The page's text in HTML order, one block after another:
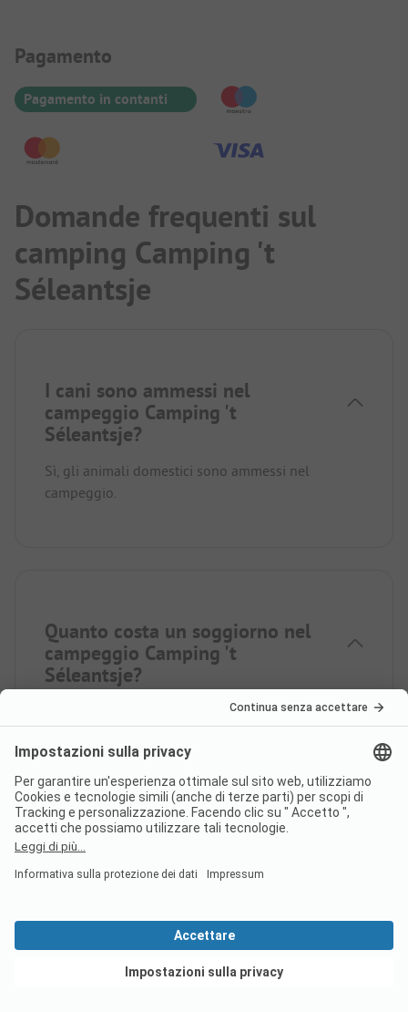
Informazioni sul pagamento
Pagamento
Pagamento in contanti
Domande frequenti sul
camping Camping 't
Séleantsje
I cani sono ammessi nel
campeggio Camping 't
Séleantsje?
Sì, gli animali domestici sono ammessi nel
campeggio.
Quanto costa un soggiorno nel
campeggio Camping 't
Séleantsje?
I prezzi del campeggio Camping 't Séleantsje
possono variare a seconda del soggiorno (ad es.
periodo scelto, persone).
prezzi, consultate questa pagina.
l campeggio Camping 't
Séleantsje dispone di cabine
sanitarie per ospiti a mobilità
Vedi offerte